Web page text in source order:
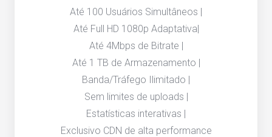
Até 100 Usuários Simultâneos |
Até Full HD 1080p Adaptativa|
Até 4Mbps de Bitrate |
Até 1 TB de Armazenamento |
Banda/Tráfego Ilimitado |
Sem limites de uploads |
Estatísticas interativas |
Exclusivo CDN de alta performance